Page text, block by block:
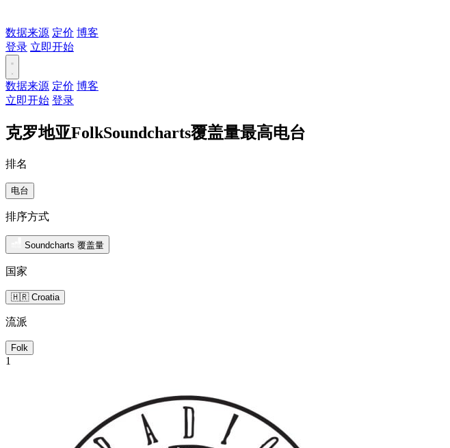
数据来源 定价 博客
登录 立即开始
数据来源 定价 博客
立即开始 登录
克罗地亚FolkSoundcharts覆盖量最高电台
排名
电台
排序方式
Soundcharts 覆盖量
国家
🇭🇷 Croatia
流派
Folk
1